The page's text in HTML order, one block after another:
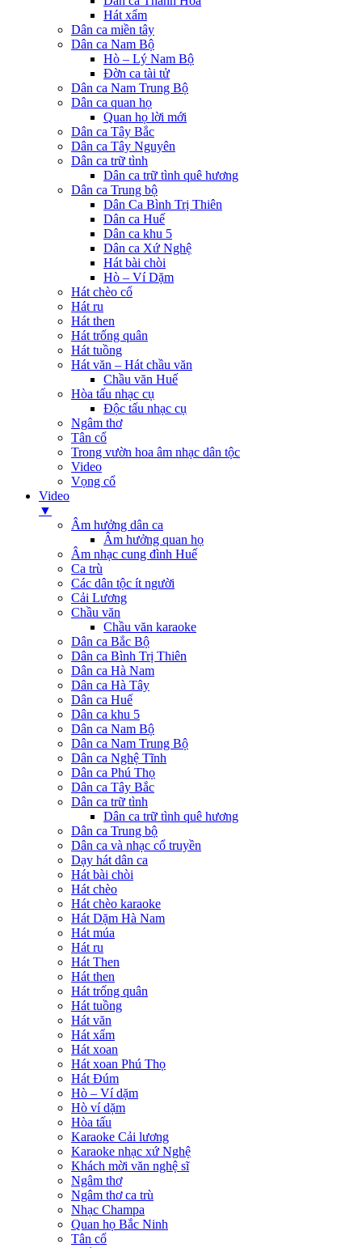
Hát xẩm
Dân ca miền tây
Dân ca Nam Bộ
Hò – Lý Nam Bộ
Đờn ca tài tử
Dân ca Nam Trung Bộ
Dân ca quan họ
Quan họ lời mới
Dân ca Tây Bắc
Dân ca Tây Nguyên
Dân ca trữ tình
Dân ca trữ tình quê hương
Dân ca Trung bộ
Dân Ca Bình Trị Thiên
Dân ca Huế
Dân ca khu 5
Dân ca Xứ Nghệ
Hát bài chòi
Hò – Ví Dặm
Hát chèo cổ
Hát ru
Hát then
Hát trống quân
Hát tuồng
Hát văn – Hát chầu văn
Chầu văn Huế
Hòa tấu nhạc cụ
Độc tấu nhạc cụ
Ngâm thơ
Tân cổ
Trong vườn hoa âm nhạc dân tộc
Video
Vọng cổ
Video
▼
Âm hưởng dân ca
Âm hưởng quan họ
Âm nhạc cung đình Huế
Ca trù
Các dân tộc ít người
Cải Lương
Chầu văn
Chầu văn karaoke
Dân ca Bắc Bộ
Dân ca Bình Trị Thiên
Dân ca Hà Nam
Dân ca Hà Tây
Dân ca Huế
Dân ca khu 5
Dân ca Nam Bộ
Dân ca Nam Trung Bộ
Dân ca Nghệ Tĩnh
Dân ca Phú Thọ
Dân ca Tây Bắc
Dân ca trữ tình
Dân ca trữ tình quê hương
Dân ca Trung bộ
Dân ca và nhạc cổ truyền
Dạy hát dân ca
Hát bài chòi
Hát chèo
Hát chèo karaoke
Hát Dặm Hà Nam
Hát múa
Hát ru
Hát Then
Hát then
Hát trống quân
Hát tuồng
Hát văn
Hát xẩm
Hát xoan
Hát xoan Phú Thọ
Hát Đúm
Hò – Ví dặm
Hò ví dặm
Hòa tấu
Karaoke Cải lương
Karaoke nhạc xứ Nghệ
Khách mời văn nghệ sĩ
Ngâm thơ
Ngâm thơ ca trù
Nhạc Champa
Quan họ Bắc Ninh
Tân cổ